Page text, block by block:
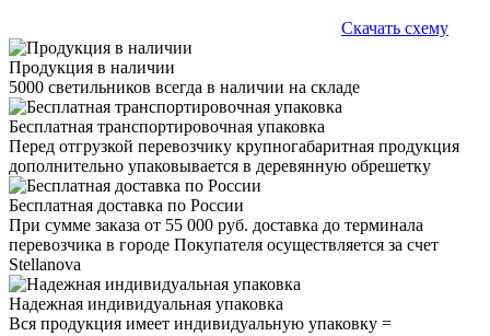
Скачать схему
Продукция в наличии
5000 светильников всегда в наличии на складе
Бесплатная транспортировочная упаковка
Перед отгрузкой перевозчику крупногабаритная продукция
дополнительно упаковывается в деревянную обрешетку
Бесплатная доставка по России
При сумме заказа от 55 000 руб. доставка до терминала
перевозчика в городе Покупателя осуществляется за счет
Stellanova
Надежная индивидуальная упаковка
Вся продукция имеет индивидуальную упаковку =